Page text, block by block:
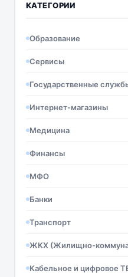
КАТЕГОРИИ
Образование
Сервисы
Государственные
Интернет-магазины
Медицина
Финансы
МФО
Банки
Транспорт
ЖКХ (Жилищно-
Кабельное и цифровое